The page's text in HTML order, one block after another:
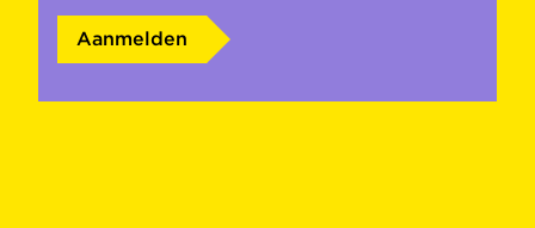
Aanmelden